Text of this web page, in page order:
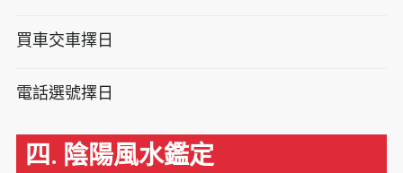
買車交車擇日
電話選號擇日
四. 陰陽風水鑑定